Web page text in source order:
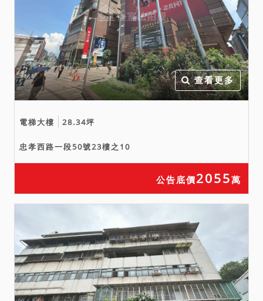
約」不以公寓大廈管理條例
所定者為限，亦包括共有人
就不動產訂立之其他規
約），及是否有積欠公共基
金、管理費、水費、電費、
瓦斯費、工程受益費、重劃
工程費、差額地價或其他稅
由要求法院處理，請投標人
注意。
五、拍定（應買、承受）人
就拍賣物依強制執行法第69
權，故投標（應買、承受）
人於投標前應務必親自再行
前往查明釐清，投標（應
買、承受）人嗣後不得再以
標的物有此等瑕疵或其他相
查看更多
電梯大樓 28.34坪
忠孝西路一段50號23樓之10
公告底價2055萬